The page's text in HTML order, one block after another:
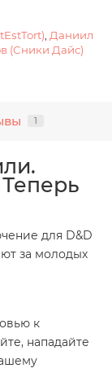
Даниил
(Cники Дайс)
1
для D&D
за молодых
к
нападайте